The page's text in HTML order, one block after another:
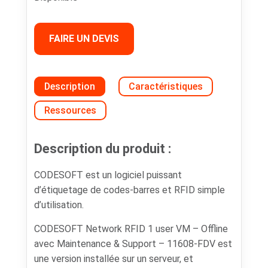
FAIRE UN DEVIS
Description Caractéristiques
Ressources
Description du produit :
CODESOFT est un logiciel puissant
d’étiquetage de codes-barres et RFID simple
d’utilisation.
CODESOFT Network RFID 1 user VM – Offline
avec Maintenance & Support – 11608-FDV est
une version installée sur un serveur, et